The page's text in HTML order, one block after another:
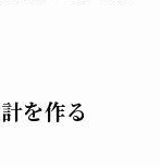
を作る